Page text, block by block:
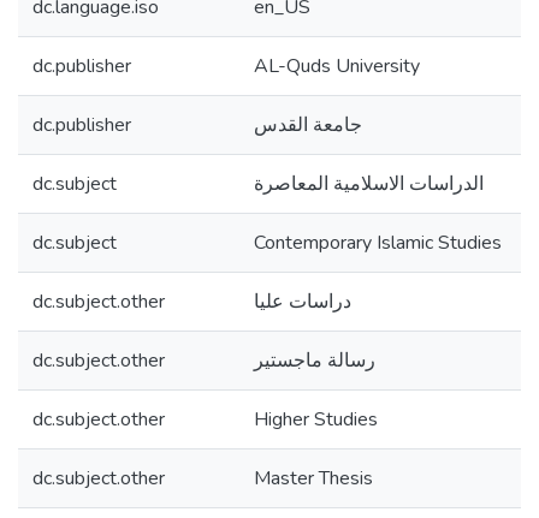
dc.language.iso en_US
dc.publisher AL-Quds University
dc.publisher جامعة القدس
dc.subject الدراسات الاسلامية المعاصرة
dc.subject Contemporary Islamic Studies
dc.subject.other دراسات عليا
dc.subject.other رسالة ماجستير
dc.subject.other Higher Studies
dc.subject.other Master Thesis